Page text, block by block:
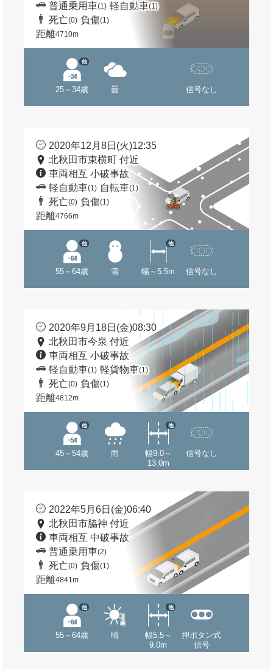
普通乗用車(1) 軽自動車(1)
死亡(0) 負傷(1)
距離4710m
25～34歳
他
曇 信号なし
2020年12月8日(火)12:35
北秋田市東横町 付近
車両相互 小破事故
軽自動車(1) 自転車(1)
死亡(0) 負傷(1)
距離4766m
55～64歳
他
雪 幅～5.5m
他
信号なし
2020年9月18日(金)08:30
北秋田市今泉 付近
車両相互 小破事故
軽自動車(1) 軽貨物車(1)
死亡(0) 負傷(1)
距離4812m
45～54歳
他
雨
幅9.0～
13.0m
他
信号なし
2022年5月6日(金)06:40
北秋田市脇神 付近
車両相互 中破事故
普通乗用車(2)
死亡(0) 負傷(1)
距離4841m
55～64歳
他
晴
幅5.5～
9.0m
他
押ボタン式
信号